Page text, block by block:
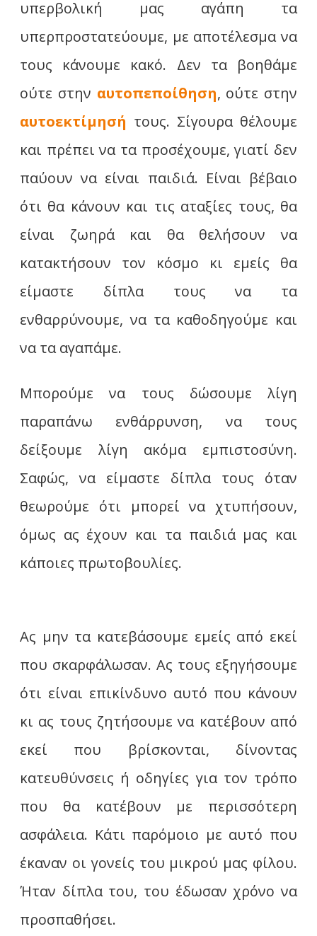
υπερβολική μας αγάπη τα
υπερπροστατεύουμε, με αποτέλεσμα να
τους κάνουμε κακό. Δεν τα βοηθάμε
ούτε στην αυτοπεποίθηση, ούτε στην
αυτοεκτίμησή τους. Σίγουρα θέλουμε
και πρέπει να τα προσέχουμε, γιατί δεν
παύουν να είναι παιδιά. Είναι βέβαιο
ότι θα κάνουν και τις αταξίες τους, θα
είναι ζωηρά και θα θελήσουν να
κατακτήσουν τον κόσμο κι εμείς θα
είμαστε δίπλα τους να τα
ενθαρρύνουμε, να τα καθοδηγούμε και
να τα αγαπάμε.
Μπορούμε να τους δώσουμε λίγη
παραπάνω ενθάρρυνση, να τους
δείξουμε λίγη ακόμα εμπιστοσύνη.
Σαφώς, να είμαστε δίπλα τους όταν
θεωρούμε ότι μπορεί να χτυπήσουν,
όμως ας έχουν και τα παιδιά μας και
κάποιες πρωτοβουλίες.
Ας μην τα κατεβάσουμε εμείς από εκεί
που σκαρφάλωσαν. Ας τους εξηγήσουμε
ότι είναι επικίνδυνο αυτό που κάνουν
κι ας τους ζητήσουμε να κατέβουν από
εκεί που βρίσκονται, δίνοντας
κατευθύνσεις ή οδηγίες για τον τρόπο
που θα κατέβουν με περισσότερη
ασφάλεια. Κάτι παρόμοιο με αυτό που
έκαναν οι γονείς του μικρού μας φίλου.
Ήταν δίπλα του, του έδωσαν χρόνο να
προσπαθήσει.